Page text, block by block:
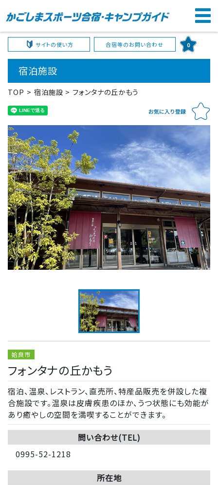
サイトの使い方 合宿等のお問い合わせ 0
宿泊施設
TOP 宿泊施設 フォンタナの丘かもう
姶良市
フォンタナの丘かもう
宿泊、温泉、レストラン、直売所、特産品販売を併設した複
合施設です。温泉は皮膚疾患のほか、うつ状態にも効能が
あり癒やしの空間を満喫することができます。
問い合わせ(TEL)
0995-52-1218
所在地